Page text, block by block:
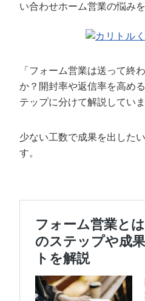
い合わせホーム営業の悩み
「フォーム営業は送って終
か？開封率や返信率を高め
テップに分けて解説していま
少ない工数で成果を出した
す。